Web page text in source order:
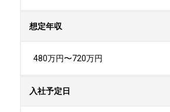
想定年収
480万円〜720万円
入社予定日